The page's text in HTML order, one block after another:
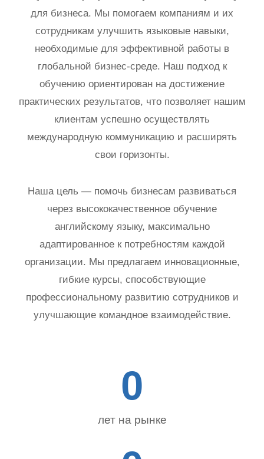
для бизнеса. Мы помогаем компаниям и их
сотрудникам улучшить языковые навыки,
необходимые для эффективной работы в
глобальной бизнес-среде. Наш подход к
обучению ориентирован на достижение
практических результатов, что позволяет нашим
клиентам успешно осуществлять
международную коммуникацию и расширять
свои горизонты.
Наша цель — помочь бизнесам развиваться
через высококачественное обучение
английскому языку, максимально
адаптированное к потребностям каждой
организации. Мы предлагаем инновационные,
гибкие курсы, способствующие
профессиональному развитию сотрудников и
улучшающие командное взаимодействие.
лет на рынке
0